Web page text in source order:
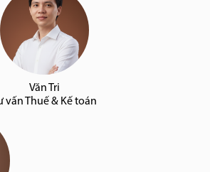
Văn Tri
vấn Thuế & Kế toán